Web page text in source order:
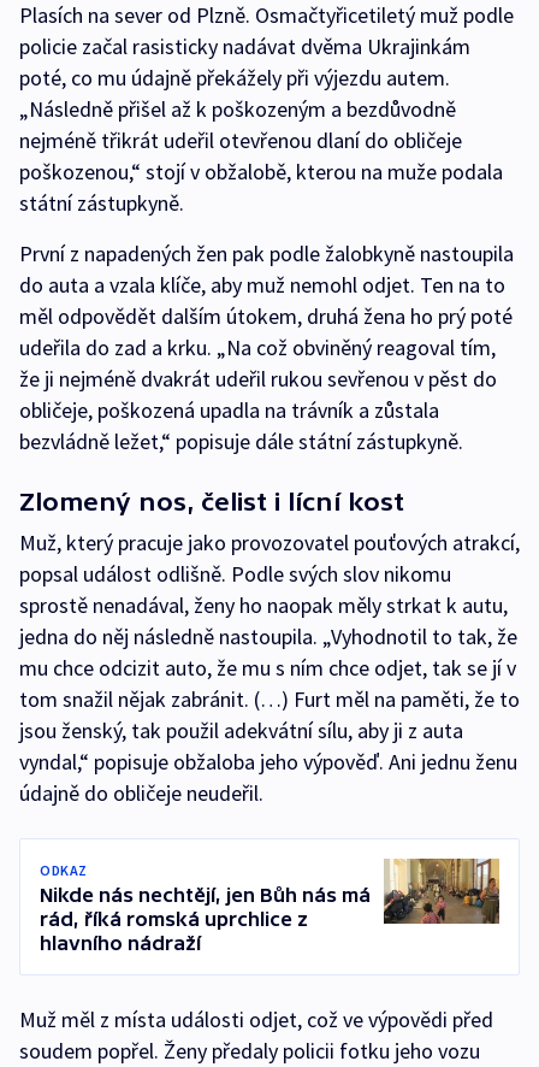
Plasích na sever od Plzně. Osmačtyřicetiletý muž podle
policie začal rasisticky nadávat dvěma Ukrajinkám
poté, co mu údajně překážely při výjezdu autem.
„Následně přišel až k poškozeným a bezdůvodně
nejméně třikrát udeřil otevřenou dlaní do obličeje
poškozenou,“ stojí v obžalobě, kterou na muže podala
státní zástupkyně.
První z napadených žen pak podle žalobkyně nastoupila
do auta a vzala klíče, aby muž nemohl odjet. Ten na to
měl odpovědět dalším útokem, druhá žena ho prý poté
udeřila do zad a krku. „Na což obviněný reagoval tím,
že ji nejméně dvakrát udeřil rukou sevřenou v pěst do
obličeje, poškozená upadla na trávník a zůstala
bezvládně ležet,“ popisuje dále státní zástupkyně.
Zlomený nos, čelist i lícní kost
Muž, který pracuje jako provozovatel pouťových atrakcí,
popsal událost odlišně. Podle svých slov nikomu
sprostě nenadával, ženy ho naopak měly strkat k autu,
jedna do něj následně nastoupila. „Vyhodnotil to tak, že
mu chce odcizit auto, že mu s ním chce odjet, tak se jí v
tom snažil nějak zabránit. (…) Furt měl na paměti, že to
jsou ženský, tak použil adekvátní sílu, aby ji z auta
vyndal,“ popisuje obžaloba jeho výpověď. Ani jednu ženu
údajně do obličeje neudeřil.
ODKAZ
Nikde nás nechtějí, jen Bůh nás má
rád, říká romská uprchlice z
hlavního nádraží
Muž měl z místa události odjet, což ve výpovědi před
soudem popřel. Ženy předaly policii fotku jeho vozu